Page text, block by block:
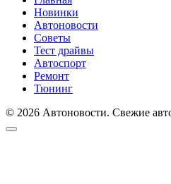
Новинки
Автоновости
Советы
Тест драйвы
Автоспорт
Ремонт
Тюнинг
© 2026 Автоновости. Свежие